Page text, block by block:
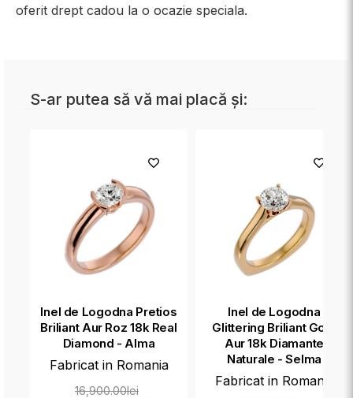
oferit drept cadou la o ocazie speciala.
S-ar putea să vă mai placă și:
Inel de Logodna Pretios
Briliant Aur Roz 18k Real
Diamond - Alma
Fabricat in Romania
16,900.00lei
Inel de Logodna
Glittering Briliant Gold
Aur 18k Diamante
Naturale - Selma
Fabricat in Romania